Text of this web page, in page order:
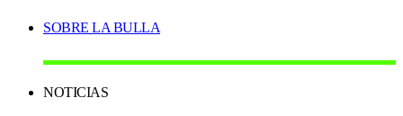
SOBRE LA BULLA
NOTICIAS